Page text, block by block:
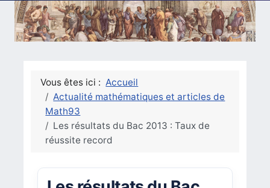
Vous êtes ici : Accueil
Actualité mathématiques et articles de
Math93
Les résultats du Bac 2013 : Taux de
réussite record